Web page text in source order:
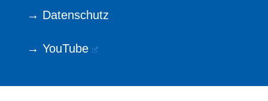
→ Datenschutz
→ YouTube